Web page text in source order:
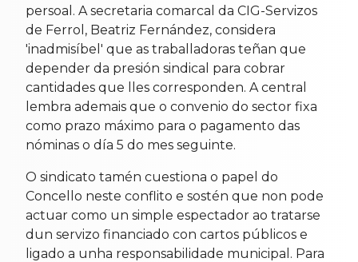
persoal. A secretaria comarcal da CIG-Servizos
de Ferrol, Beatriz Fernández, considera
'inadmisíbel' que as traballadoras teñan que
depender da presión sindical para cobrar
cantidades que lles corresponden. A central
lembra ademais que o convenio do sector fixa
como prazo máximo para o pagamento das
nóminas o día 5 do mes seguinte.
O sindicato tamén cuestiona o papel do
Concello neste conflito e sostén que non pode
actuar como un simple espectador ao tratarse
dun servizo financiado con cartos públicos e
ligado a unha responsabilidade municipal. Para